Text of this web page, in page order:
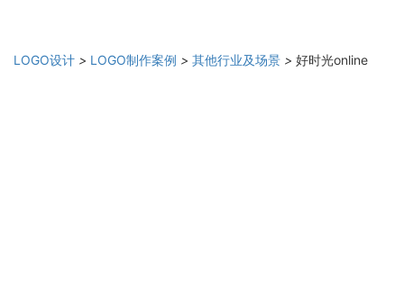
LOGO设计 > LOGO制作案例 > 其他行业及场景 > 好时光online